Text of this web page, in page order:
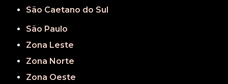
São Caetano do Sul
São Paulo
Zona Leste
Zona Norte
Zona Oeste